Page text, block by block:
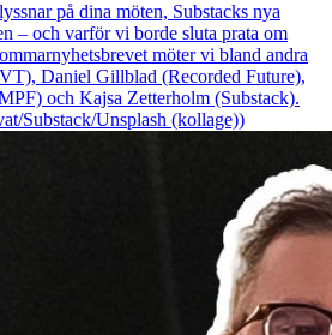
på dina möten, Substacks nya
– och varför vi borde sluta prata om
möter vi bland andra
Daniel Gillblad (Recorded Future),
och Kajsa Zetterholm (Substack).
Substack/Unsplash (kollage))